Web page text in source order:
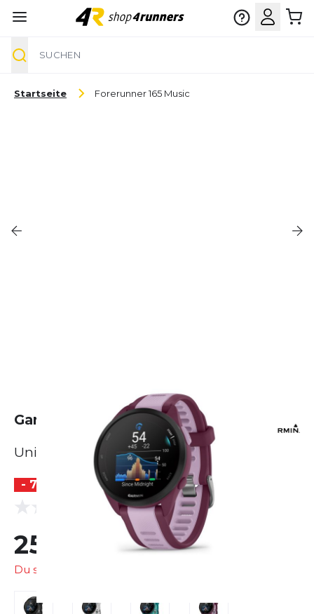
Startseite Forerunner 165 Music
Garmin Forerunner 165 Music
Unisex
- 7 %
0.0 (0 Bewertungen)
259,99 € 279,99 €
Du sparst